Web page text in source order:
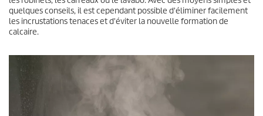
quelques conseils, il est cependant possible d'éliminer facilement
les incrustations tenaces et d'éviter la nouvelle formation de
calcaire.